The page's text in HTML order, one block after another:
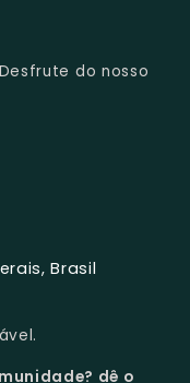
do nosso
Brasil
dê o